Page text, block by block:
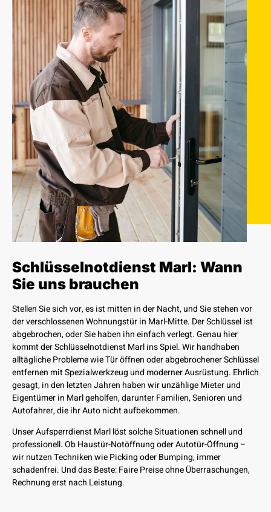
Schlüsselnotdienst Marl: Wann
Sie uns brauchen
Stellen Sie sich vor, es ist mitten in der Nacht, und Sie stehen vor
der verschlossenen Wohnungstür in Marl-Mitte. Der Schlüssel ist
abgebrochen, oder Sie haben ihn einfach verlegt. Genau hier
kommt der Schlüsselnotdienst Marl ins Spiel. Wir handhaben
alltägliche Probleme wieTür öffnenoderabgebrochener Schlüssel
entfernen mit Spezialwerkzeug und moderner Ausrüstung. Ehrlich
gesagt, in den letzten Jahren haben wir unzählige Mieter und
Eigentümer in Marl geholfen, darunter Familien, Senioren und
Autofahrer, die ihr Auto nicht aufbekommen.
Unser Aufsperrdienst Marl löst solche Situationen schnell und
professionell. Ob Haustür-Notöffnung oder Autotür-Öffnung –
wir nutzen Techniken wie Picking oder Bumping, immer
schadenfrei. Und das Beste: Faire Preise ohne Überraschungen,
Rechnung erst nach Leistung.